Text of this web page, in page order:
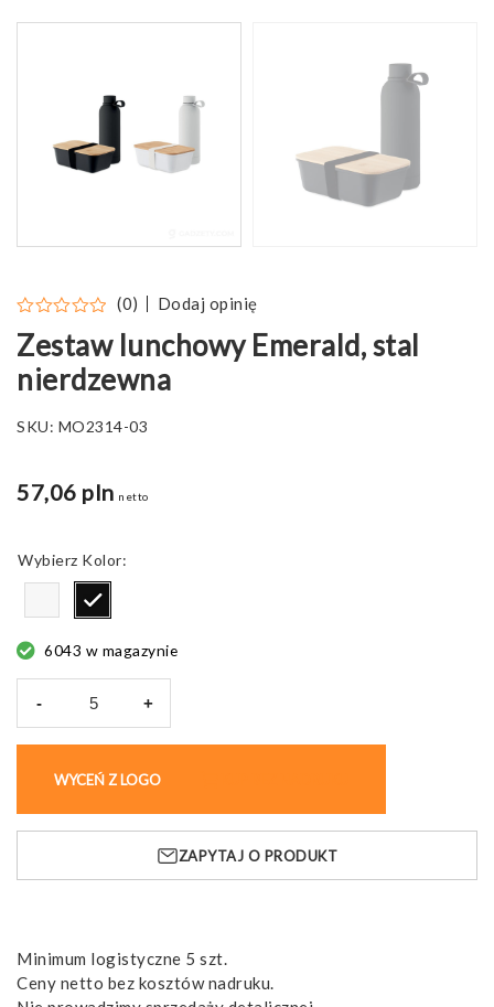
(0) Dodaj opinię
Zestaw lunchowy Emerald, stal
nierdzewna
SKU: MO2314-03
57,06 pln netto
Kolor
6043 w magazynie
-
Emerald,
stal
nierdzewna
+
WYCEŃ Z LOGO
ZAPYTAJ O PRODUKT
Minimum logistyczne 5 szt.
Ceny netto bez kosztów nadruku.